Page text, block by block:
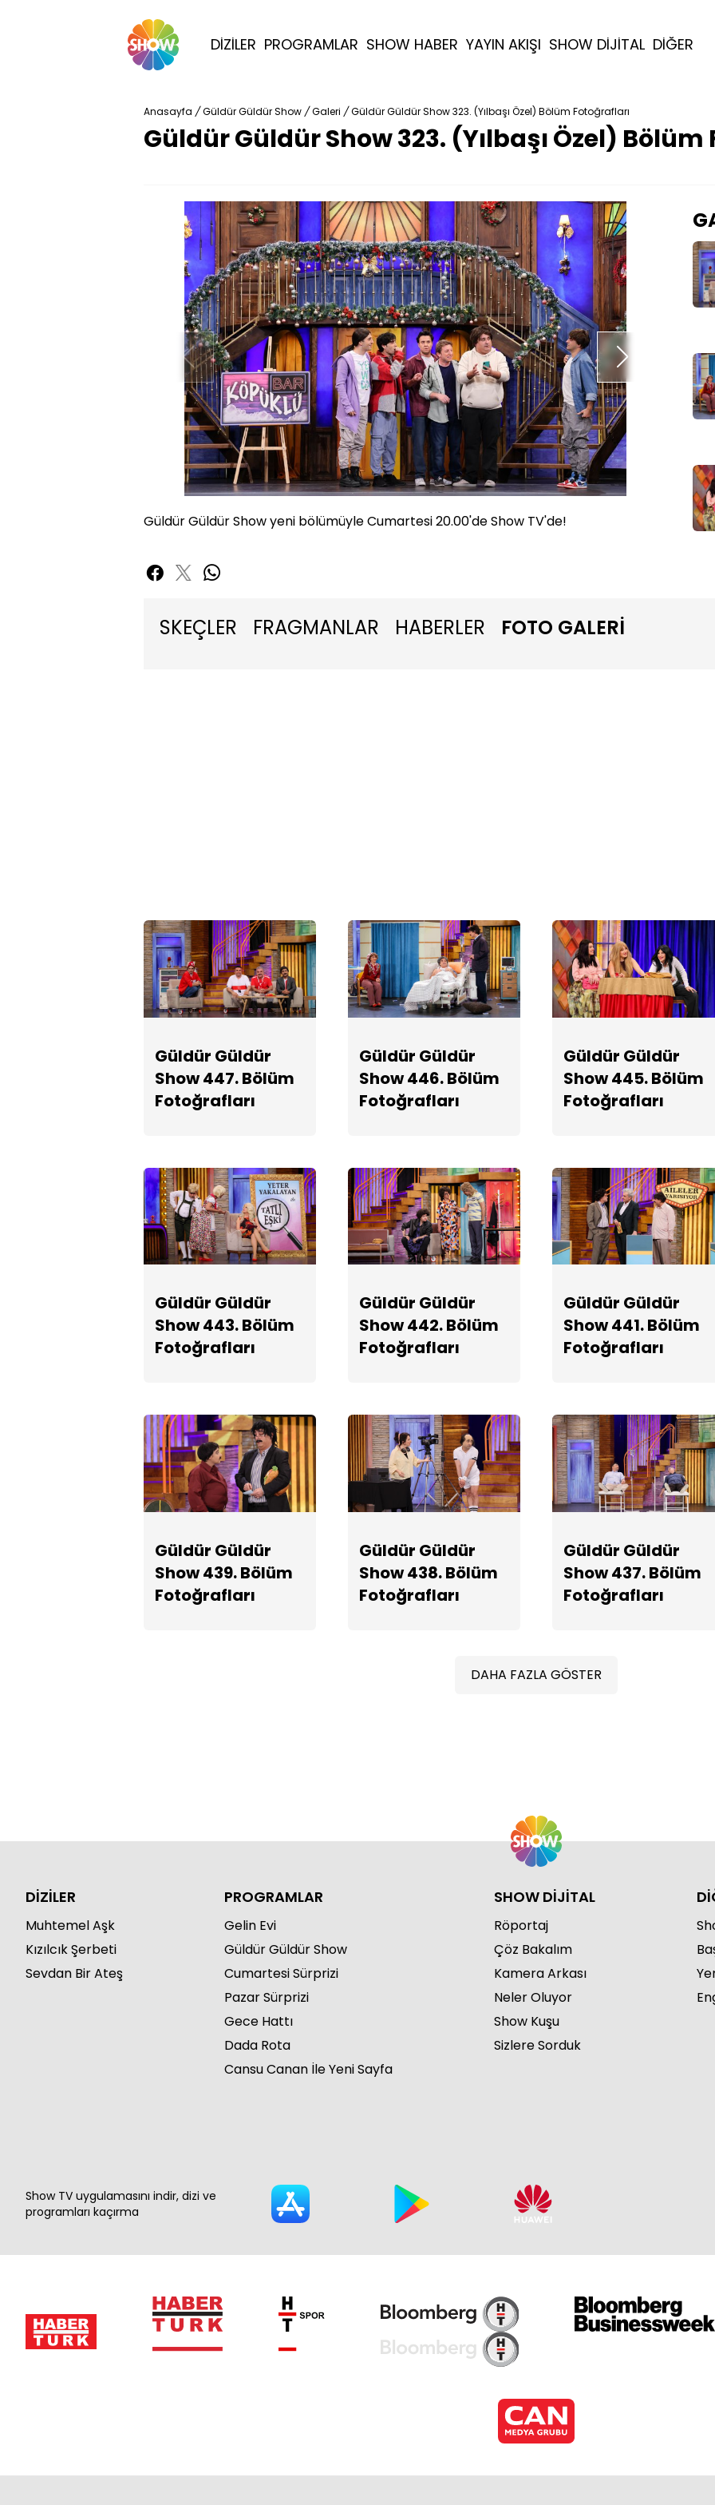
DİZİLER PROGRAMLAR SHOW HABER YAYIN AKIŞI SHOW DİJİTAL DİĞER
Anasayfa / Güldür Güldür Show / Galeri / Güldür Güldür Show 323. (Yılbaşı Özel) Bölüm Fotoğrafları
Güldür Güldür Show 323. (Yılbaşı Özel)
Güldür Güldür Show yeni bölümüyle Cumartesi 20.00'de Show TV'de!
SKEÇLER FRAGMANLAR HABERLER FOTO GALERİ
Güldür Güldür
Show 447. Bölüm
Fotoğrafları
Güldür Güldür
Show 446. Bölüm
Fotoğrafları
Güldür Güldür
Show 445. Bölüm
Fotoğrafları
Güldür Güldür
Show 443. Bölüm
Fotoğrafları
Güldür Güldür
Show 442. Bölüm
Fotoğrafları
Güldür Güldür
Show 441. Bölüm
Fotoğrafları
Güldür Güldür
Show 439. Bölüm
Fotoğrafları
Güldür Güldür
Show 438. Bölüm
Fotoğrafları
Güldür Güldür
Show 437. Bölüm
Fotoğrafları
DAHA FAZLA GÖSTER
DİZİLER
Muhtemel Aşk
Kızılcık Şerbeti
Sevdan Bir Ateş
PROGRAMLAR
Gelin Evi
Güldür Güldür Show
Cumartesi Sürprizi
Pazar Sürprizi
Gece Hattı
Dada Rota
Cansu Canan İle Yeni Sayfa
SHOW DİJİTAL
Röportaj
Çöz Bakalım
Kamera Arkası
Neler Oluyor
Show Kuşu
Sizlere Sorduk
Show TV uygulamasını indir, dizi ve
programları kaçırma